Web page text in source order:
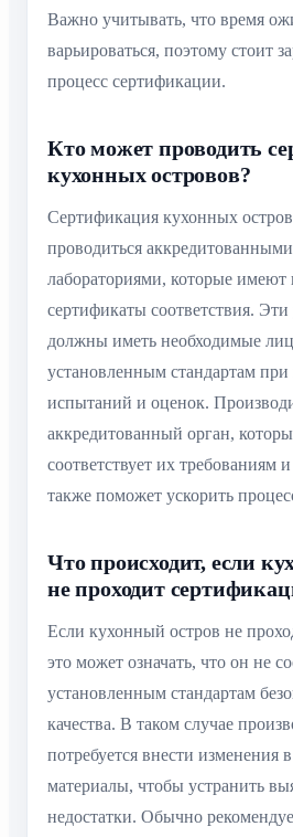
Важно учитывать, что время
варьироваться, поэтому стоит
процесс сертификации.
Кто может проводить
кухонных островов?
Сертификация кухонных
проводиться
лабораториями, которые имеют
сертификаты соответствия.
должны иметь необходимые
установленным стандартам
испытаний и оценок.
аккредитованный орган,
соответствует их требованиям
также поможет ускорить
Что происходит, если
не проходит
Если кухонный остров не
это может означать, что он не
установленным стандартам
качества. В таком случае
потребуется внести изменения
материалы, чтобы устранить
недостатки. Обычно